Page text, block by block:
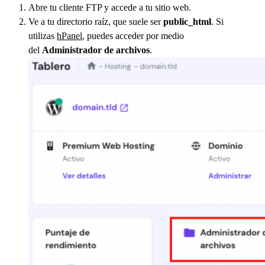
Abre tu cliente FTP y accede a tu sitio web.
Ve a tu directorio raíz, que suele serpublic_html. Si
utilizas hPanel, puedes acceder por medio
del Administrador de archivos.